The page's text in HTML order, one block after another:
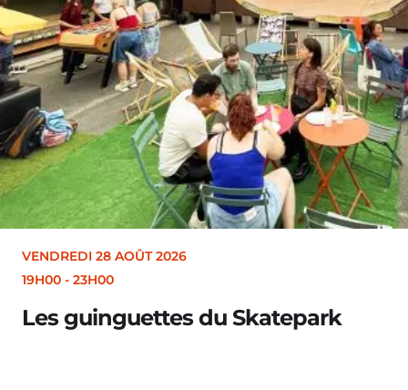
VENDREDI 28 AOÛT 2026
19H30
Merle [Un dernier soir d’été :